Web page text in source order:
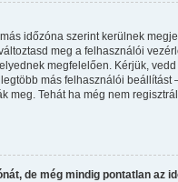
időzóna szerint kerülnek
meg a felhasználói
megfelelően. Kérjük,
más felhasználói beállítást
meg. Tehát ha még nem
de még mindig pontatlan az